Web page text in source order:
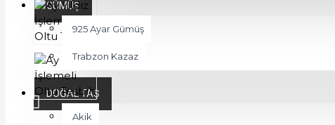
GÜMÜŞ
925 Ayar Gümüş
Trabzon Kazaz
DOĞAL TAŞ
Akik